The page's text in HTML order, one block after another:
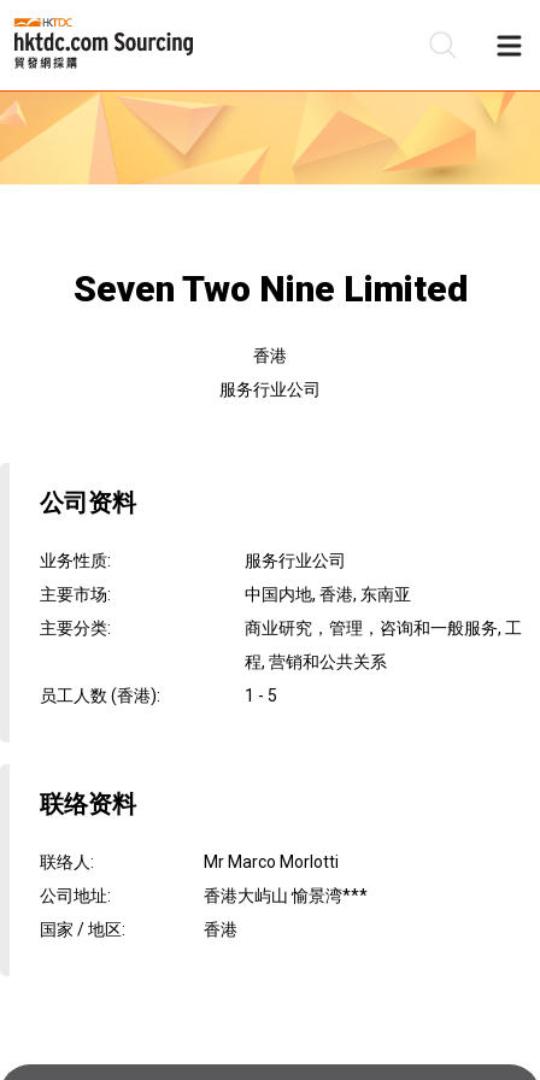
Seven Two Nine Limited
香港
服务行业公司
公司资料
业务性质:
服务行业公司
主要市场:
中国内地, 香港, 东南亚
主要分类:
商业研究，管理，咨询和一般服务, 工
程, 营销和公共关系
员工人数 (香港): 1 - 5
联络资料
联络人:
Mr Marco Morlotti
公司地址:
香港大屿山 愉景湾***
国家 / 地区: 香港